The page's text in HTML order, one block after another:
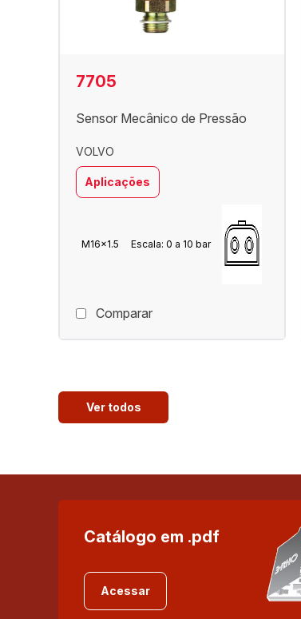
7705
Sensor Mecânico de Pressão
VOLVO
Aplicações
M16x1.5 Escala: 0 a 10 bar
Comparar
Ver todos
Catálogo em .pdf
Acessar